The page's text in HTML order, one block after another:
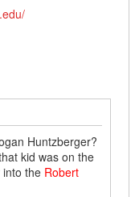
Huntzberger?
kid was on the
the Robert